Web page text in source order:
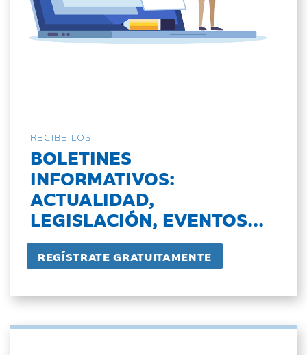
RECIBE LOS
BOLETINES
INFORMATIVOS:
ACTUALIDAD,
LEGISLACIÓN, EVENTOS...